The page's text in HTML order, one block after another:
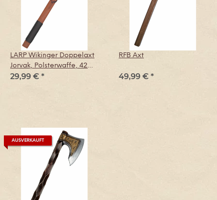
LARP Wikinger Doppelaxt
Jorvak, Polsterwaffe, 42
cm
29,99 € *
RFB Axt
49,99 € *
AUSVERKAUFT